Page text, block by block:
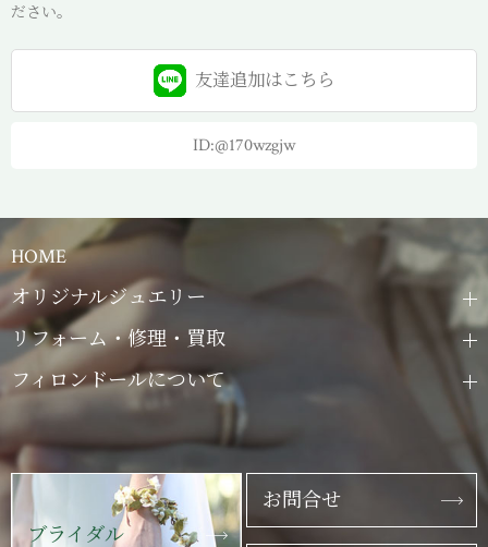
ださい。
友達追加はこちら
ID:@170wzgjw
HOME
オリジナルジュエリー
リフォーム・修理・買取
フィロンドールについて
ブライダル
お問合せ